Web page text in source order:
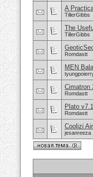
A
TillerGibbs
The
TillerGibbs
Romdastt
MEN
Cimatron
Romdastt
Plato v7.1
Romdastt
Coolizi
jesanreeza